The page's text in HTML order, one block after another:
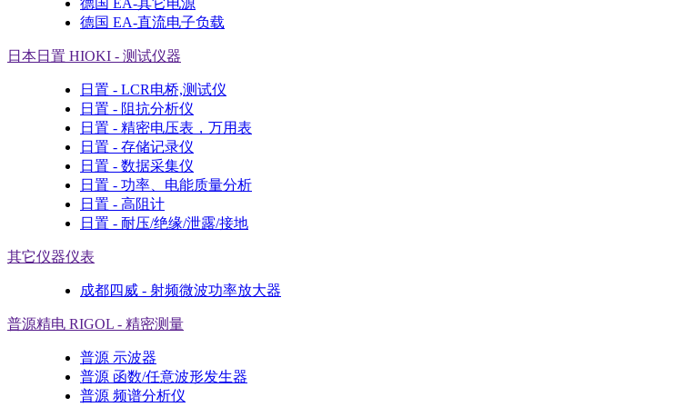
德国 EA-其它电源
德国 EA-直流电子负载
日本日置 HIOKI - 测试仪器
日置 - LCR电桥,测试仪
日置 - 阻抗分析仪
日置 - 精密电压表，万用表
日置 - 存储记录仪
日置 - 数据采集仪
日置 - 功率、电能质量分析
日置 - 高阻计
日置 - 耐压/绝缘/泄露/接地
其它仪器仪表
成都四威 - 射频微波功率放大器
普源精电 RIGOL - 精密测量
普源 示波器
普源 函数/任意波形发生器
普源 频谱分析仪